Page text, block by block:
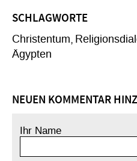
SCHLAGWORTE
Christentum
Ägypten
NEUEN KOMMENTAR
Ihr Name